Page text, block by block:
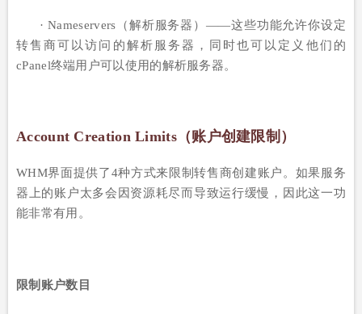
· Nameservers（解析服务器）——这些功能允许你设定
转售商可以访问的解析服务器，同时也可以定义他们的
cPanel终端用户可以使用的解析服务器。
Account Creation Limits（账户创建限制）
WHM界面提供了4种方式来限制转售商创建账户。如果服务
器上的账户太多会因资源耗尽而导致运行缓慢，因此这一功
能非常有用。
限制账户数目